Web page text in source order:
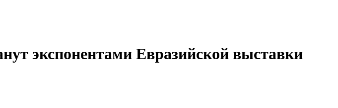
экспонентами Евразийской выставки